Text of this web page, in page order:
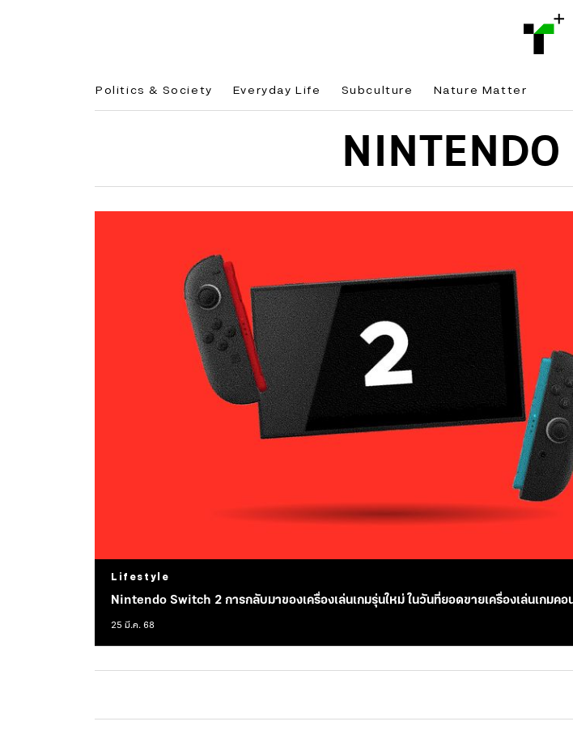
Politics & Society Everyday Life Subculture Nature Matter
Lifestyle
Nintendo Switch 2 การกลับมาของเครื่องเล่นเกมรุ่นใหม่ ในวันที่ยอดขายเครื่องเล่นเก
25 มี.ค. 68